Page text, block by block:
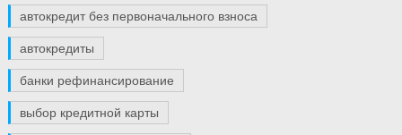
автокредит без первоначального взноса
автокредиты
банки рефинансирование
выбор кредитной карты